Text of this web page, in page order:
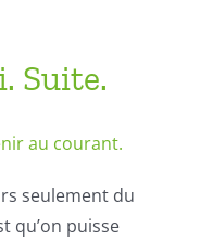
Suite.
au courant.
seulement du
qu’on puisse